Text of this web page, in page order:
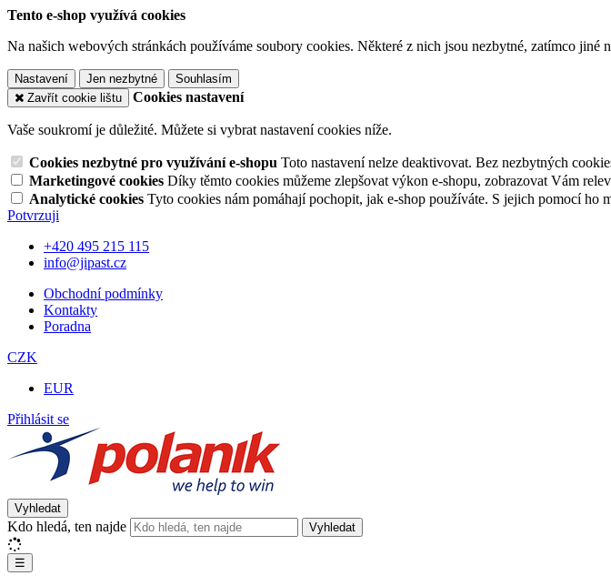
Tento e-shop využívá cookies
Na našich webových stránkách používáme soubory cookies. Některé z nich jsou nezbytné, zatímco
Nastavení Jen nezbytné
Souhlasím
Zavřít cookie lištu
Cookies nastavení
Vaše soukromí je důležité. Můžete si vybrat nastavení cookies níže.
Cookies nezbytné pro využívání e-shopu Toto nastavení nelze deaktivovat. Bez nezbytných
Marketingové cookies Díky těmto cookies můžeme zlepšovat výkon e-shopu, zobrazovat Vám
Analytické cookies Tyto cookies nám pomáhají pochopit, jak e-shop používáte. S jejich pomocí ho
Potvrzuji
+420 495 215 115
info@jipast.cz
Obchodní podmínky
Kontakty
Poradna
CZK
EUR
Přihlásit se
Vyhledat
Kdo hledá, ten najde Vyhledat
☰